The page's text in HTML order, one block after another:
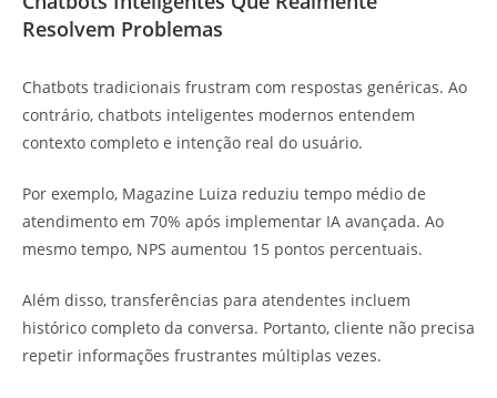
Resolvem Problemas
Chatbots tradicionais frustram com respostas genéricas. Ao
contrário, chatbots inteligentes modernos entendem
contexto completo e intenção real do usuário.
Por exemplo, Magazine Luiza reduziu tempo médio de
atendimento em 70% após implementar IA avançada. Ao
mesmo tempo, NPS aumentou 15 pontos percentuais.
Além disso, transferências para atendentes incluem
histórico completo da conversa. Portanto, cliente não precisa
repetir informações frustrantes múltiplas vezes.